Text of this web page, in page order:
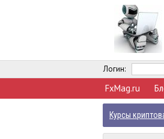
Логин:
FxMag.ru
Курсы